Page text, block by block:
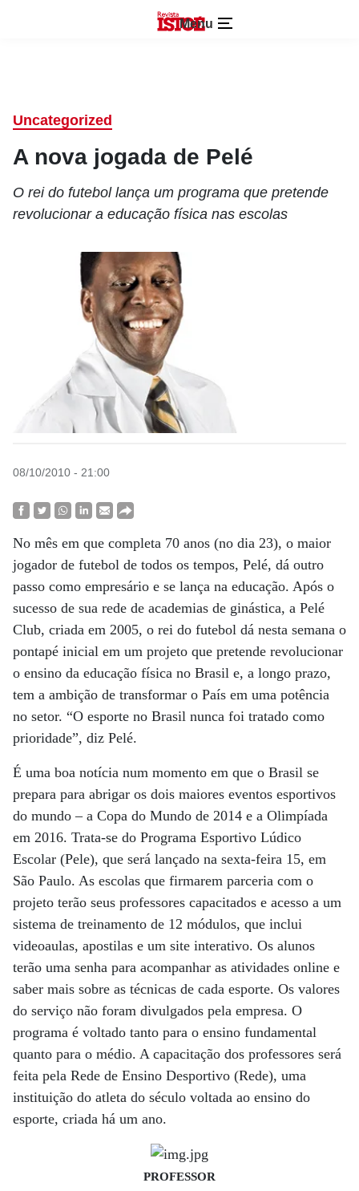
Menu
Uncategorized
A nova jogada de Pelé
O rei do futebol lança um programa que pretende
revolucionar a educação física nas escolas
08/10/2010 - 21:00
No mês em que completa 70 anos (no dia 23), o maior
jogador de futebol de todos os tempos, Pelé, dá outro
passo como empresário e se lança na educação. Após o
sucesso de sua rede de academias de ginástica, a Pelé
Club, criada em 2005, o rei do futebol dá nesta semana o
pontapé inicial em um projeto que pretende revolucionar
o ensino da educação física no Brasil e, a longo prazo,
tem a ambição de transformar o País em uma potência
no setor. “O esporte no Brasil nunca foi tratado como
prioridade”, diz Pelé.
É uma boa notícia num momento em que o Brasil se
prepara para abrigar os dois maiores eventos esportivos
do mundo – a Copa do Mundo de 2014 e a Olimpíada
em 2016. Trata-se do Programa Esportivo Lúdico
Escolar (Pele), que será lançado na sexta-feira 15, em
São Paulo. As escolas que firmarem parceria com o
projeto terão seus professores capacitados e acesso a um
sistema de treinamento de 12 módulos, que inclui
videoaulas, apostilas e um site interativo. Os alunos
terão uma senha para acompanhar as atividades online e
saber mais sobre as técnicas de cada esporte. Os valores
do ­serviço não foram divulgados pela empresa. O
programa é voltado tanto para o ensino fundamental
quanto para o médio. A capacitação dos professores será
feita pela Rede de Ensino Desportivo (Rede), uma
instituição do atleta do século voltada ao ensino do
esporte, criada há um ano.
PROFESSOR